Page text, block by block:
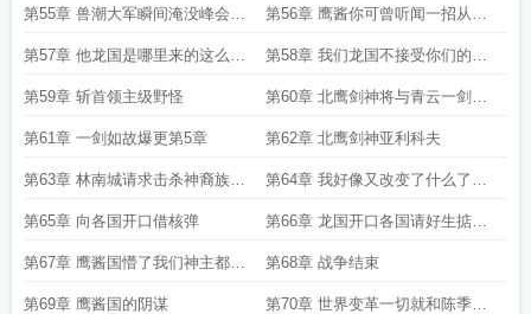
张尽显
第55章 兽潮大军瞬间淹没峰会国
家
第56章 鹰酱你可曾听闻一招从天
而降的炮法
第57章 他龙国是哪里来的这么多
核武器的
第58章 我们龙国不接受你们的投
降
第59章 斩首领主级野怪 第60章 北鹰剑神将与青云一剑联
手
第61章 一剑如故爆更第5章 第62章 北鹰剑神亚利科夫
第63章 林南城请求击杀神裔族神
使
第64章 我好像又改变了什么了不
得的事情了
第65章 向各国开口借核弹 第66章 龙国开口各国请好生掂量
爆更第5章
第67章 鹰酱国懵了我们神主都来
了你们怎么跑了
第68章 战争结束
第69章 鹰酱国的阴谋 第70章 世界变革一切就和陈季预